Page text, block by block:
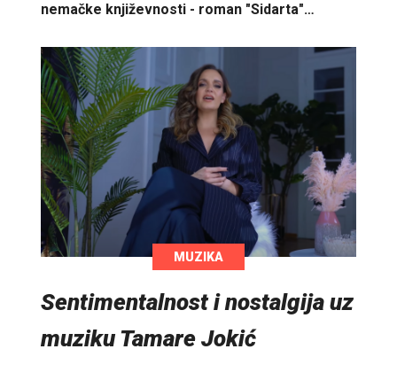
nemačke književnosti - roman "Sidarta"…
MUZIKA
Sentimentalnost i nostalgija uz
muziku Tamare Jokić